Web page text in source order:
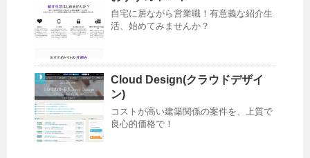
自宅に居ながら営業職！有意義な紹介生
活、始めてみませんか？
Cloud Design(クラウドデザイ
ン)
コストが高い建築関係の案件を、上質で
良心的価格で！